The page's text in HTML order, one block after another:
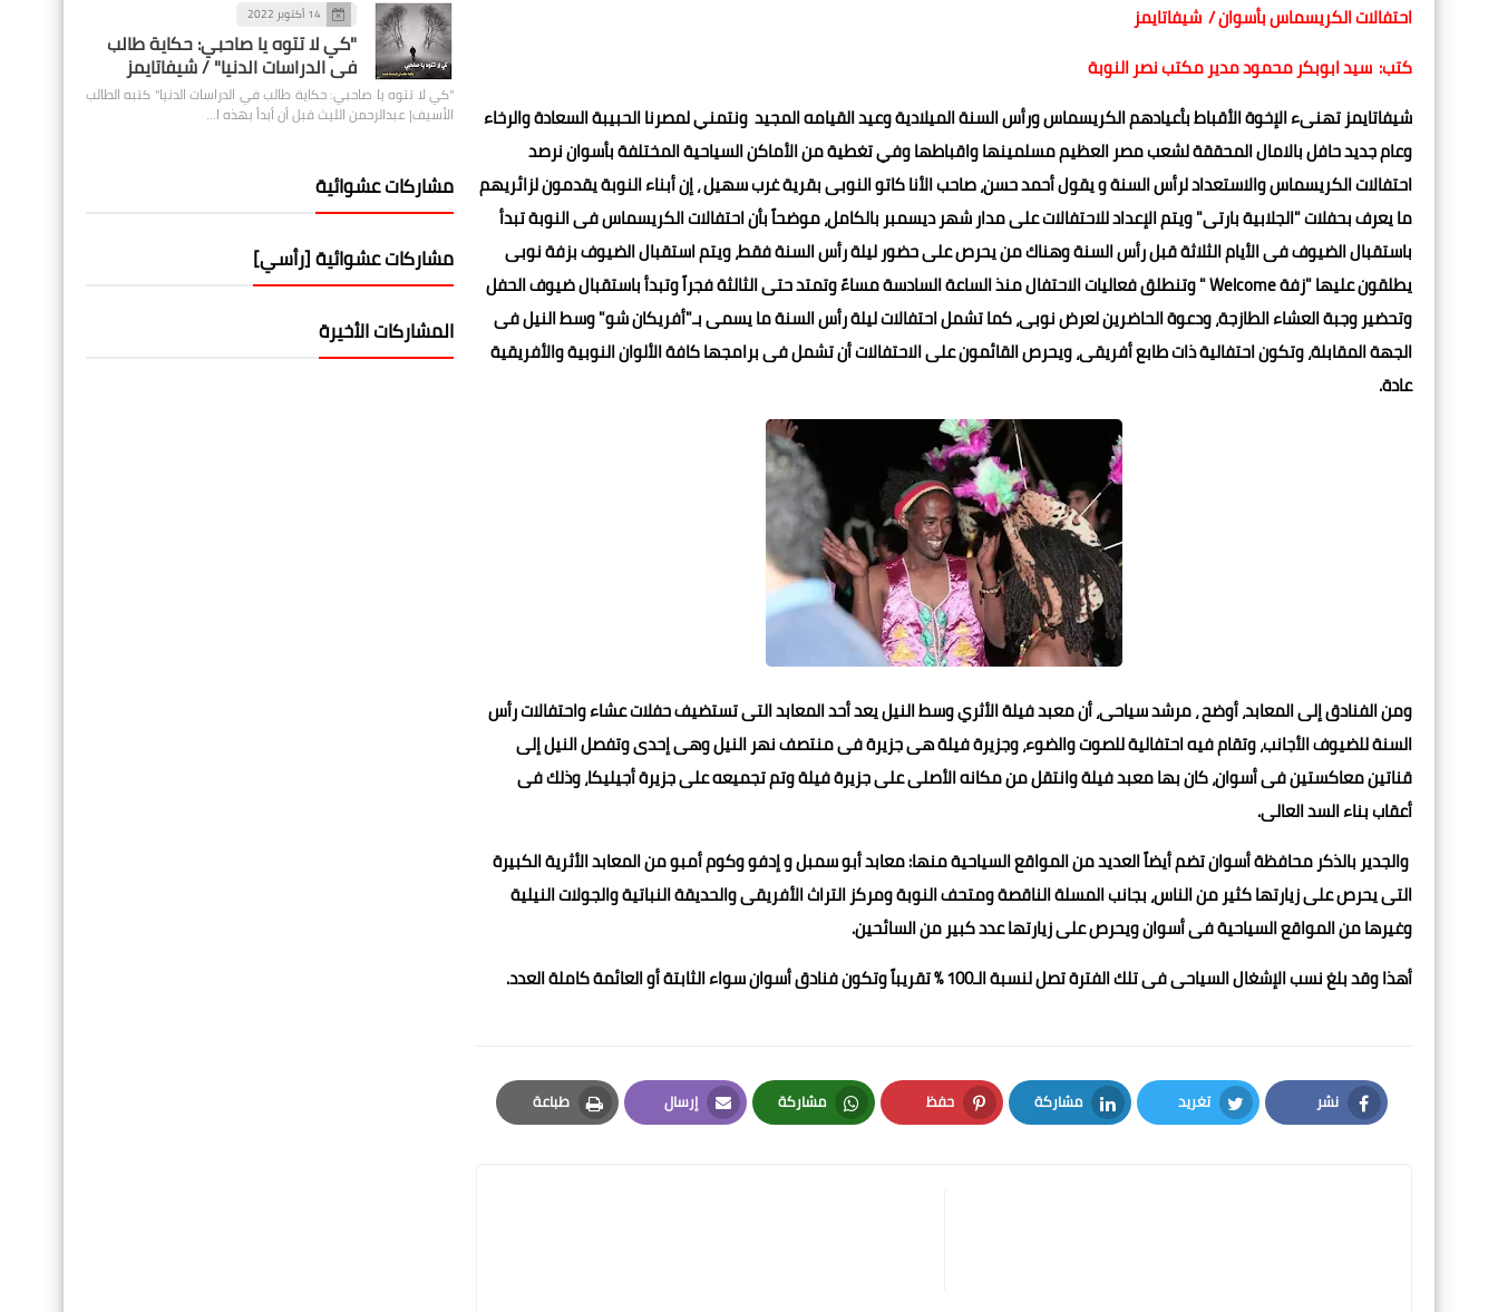
احتفالات الكريسماس بأسوان / شيفاتايمز
كتب: سيد ابوبكر محمود مدير مكتب نصر النوبة
شيفاتايمز تهنىء الإخوة الأقباط بأعيادهم الكريسماس ورأس السنة الميلادية وعيد القيامه المجيد ونتمني لمصرنا الحبيبة السعادة والرخاء
وعام جديد حافل بالامال المحققة لشعب مصر العظيم مسلمينها واقباطها وفي تغطية من الأماكن السياحية المختلفة بأسوان نرصد
احتفالات الكريسماس والاستعداد لرأس السنة و يقول أحمد حسن، صاحب الأنا كاتو النوبى بقرية غرب سهيل ، إن أبناء النوبة يقدمون لزائريهم
ما يعرف بحفلات "الجلابية بارتى" ويتم الإعداد للاحتفالات على مدار شهر ديسمبر بالكامل، موضحاً بأن احتفالات الكريسماس فى النوبة تبدأ
باستقبال الضيوف فى الأيام الثلاثة قبل رأس السنة وهناك من يحرص على حضور ليلة رأس السنة فقط، ويتم استقبال الضيوف بزفة نوبى
يطلقون عليها "زفة Welcome " وتنطلق فعاليات الاحتفال منذ الساعة السادسة مساءً وتمتد حتى الثالثة فجراً وتبدأ باستقبال ضيوف الحفل
وتحضير وجبة العشاء الطازجة، ودعوة الحاضرين لعرض نوبى، كما تشمل احتفالات ليلة رأس السنة ما يسمى بـ"أفريكان شو" وسط النيل فى
الجهة المقابلة، وتكون احتفالية ذات طابع أفريقى، ويحرص القائمون على الاحتفالات أن تشمل فى برامجها كافة الألوان النوبية والأفريقية
عادة.
ومن الفنادق إلى المعابد، أوضح ، مرشد سياحى، أن معبد فيلة الأثري وسط النيل يعد أحد المعابد التى تستضيف حفلات عشاء واحتفالات رأس
السنة للضيوف الأجانب، وتقام فيه احتفالية للصوت والضوء، وجزيرة فيلة هى جزيرة فى منتصف نهر النيل وهى إحدى وتفصل النيل إلى
قناتين معاكستين فى أسوان، كان بها معبد فيلة وانتقل من مكانه الأصلى على جزيرة فيلة وتم تجميعه على جزيرة أجيليكا، وذلك فى
أعقاب بناء السد العالى.
والجدير بالذكر محافظة أسوان تضم أيضاً العديد من المواقع السياحية منها: معابد أبو سمبل و إدفو وكوم أمبو من المعابد الأثرية الكبيرة
التى يحرص على زيارتها كثير من الناس، بجانب المسلة الناقصة ومتحف النوبة ومركز التراث الأفريقى والحديقة النباتية والجولات النيلية
وغيرها من المواقع السياحية فى أسوان ويحرص على زيارتها عدد كبير من السائحين.
أهذا وقد بلغ نسب الإشغال السياحى فى تلك الفترة تصل لنسبة الـ100 % تقريباً وتكون فنادق أسوان سواء الثابتة أو العائمة كاملة العدد.
نشر
Facebook
تغريد
Twitter
مشاركة
LinkedIn
حفظ
Pinterest
مشاركة
Whatsapp
إرسال
Email
طباعة
Print
14 أكتوبر 2022
"كي لا تتوه يا صاحبي: حكاية طالب
في الدراسات الدنيا" / شيفاتايمز
"كي لا تتوه يا صاحبي: حكاية طالب في الدراسات الدنيا" كتبه الطالب
الأسيف| عبدالرحمن الليث قبل أن أبدأ بهذه ا…
مشاركات عشوائية
مشاركات عشوائية [رأسي]
المشاركات الأخيرة